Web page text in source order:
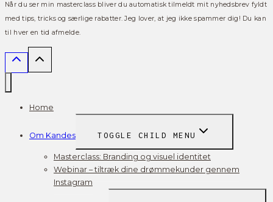
Når du ser min masterclass bliver du automatisk tilmeldt mit nyhedsbrev fyldt
med tips, tricks og særlige rabatter. Jeg lover, at jeg ikke spammer dig! Du kan
til hver en tid afmelde.
Home
Om Kandes TOGGLE CHILD MENU
Masterclass: Branding og visuel identitet
Webinar – tiltræk dine drømmekunder gennem
Instagram